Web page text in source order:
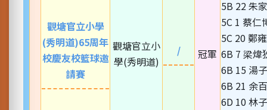
觀塘官立小學
(秀明道)65周年
校慶友校籃球邀
請賽
觀塘官立小
學(秀明道)
/ 冠軍
5B 22 朱
5C 1 蔡仁
5C 20 鄭
6B 7 梁煒
6B 15 湯
6B 21 余
6D 10 林